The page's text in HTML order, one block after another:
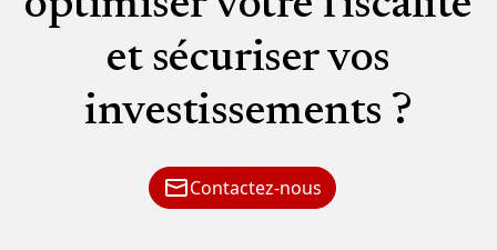
et sécuriser vos
investissements ?
Contactez-nous